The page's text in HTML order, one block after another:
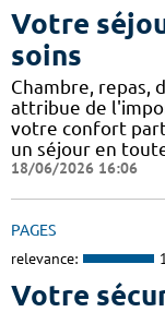
Votre
soins
Chambre, repas,
attribue de
votre confort
un séjour en
18/06/2026 16:06
PAGES
relevance:
Votre